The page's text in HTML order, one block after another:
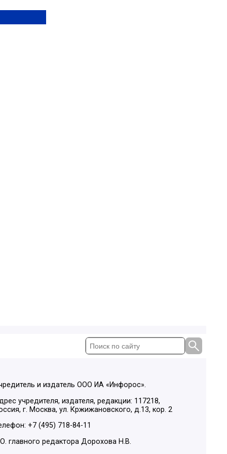
и издатель ООО ИА «Инфорос».
учредителя, издателя, редакции: 117218,
г. Москва, ул. Кржижановского, д.13, кор. 2
+7 (495) 718-84-11
главного редактора Дорохова Н.В.